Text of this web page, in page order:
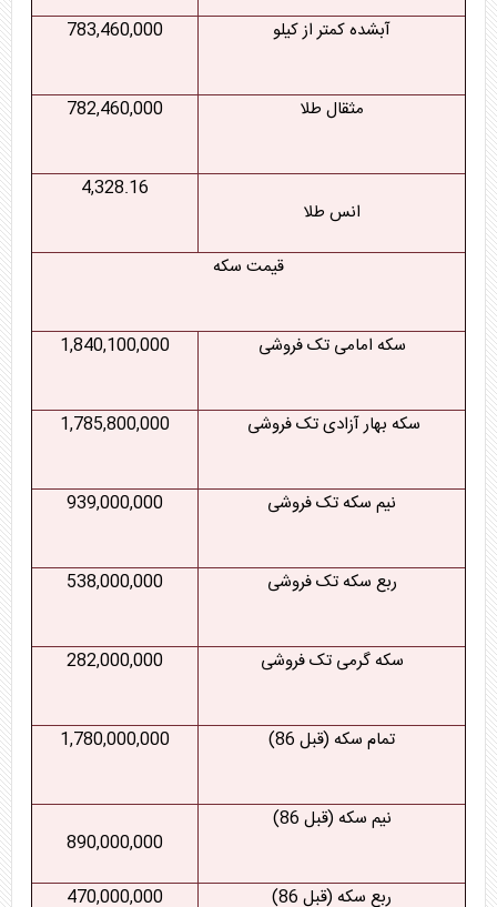
آبشده کمتر از کیلو 783,460,000
مثقال طلا 782,460,000
انس طلا
4,328.16
قیمت سکه
سکه امامی تک فروشی 1,840,100,000
سکه بهار آزادی تک فروشی 1,785,800,000
نیم سکه تک فروشی 939,000,000
ربع سکه تک فروشی 538,000,000
سکه گرمی تک فروشی 282,000,000
تمام سکه (قبل 86) 1,780,000,000
نیم سکه (قبل 86)
890,000,000
ربع سکه (قبل 86)
470,000,000